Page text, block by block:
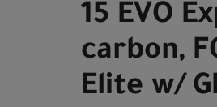
15 EVO
carbon,
Elite w/